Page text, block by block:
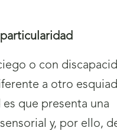
o con
a otro
que presenta una
y, por ello,